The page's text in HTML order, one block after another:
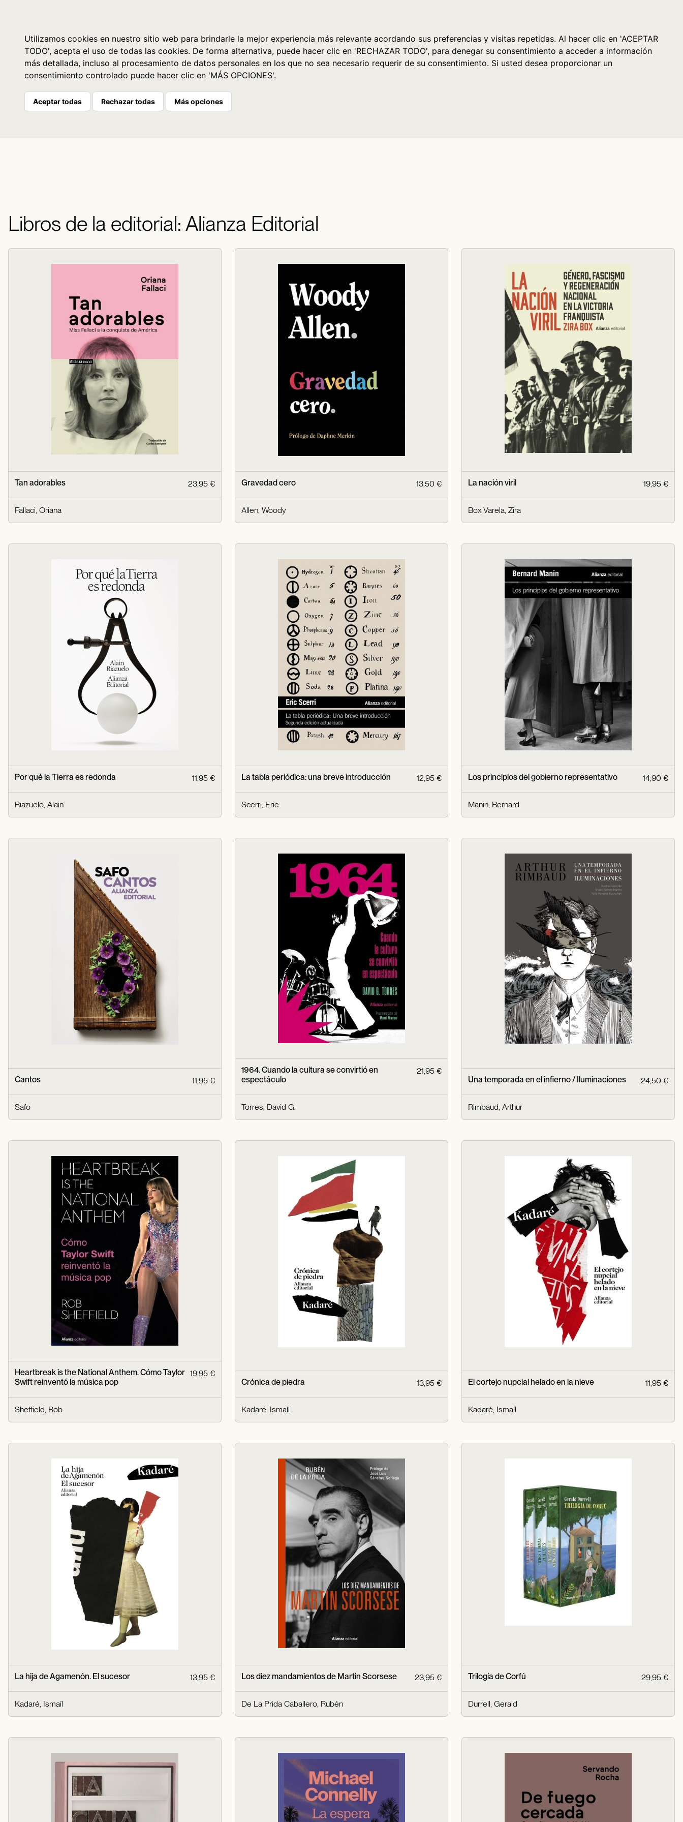
Utilizamos cookies en nuestro sitio web para brindarle la mejor experiencia más relevante acordando sus preferencias y visitas repetidas. Al hacer clic en 'ACEPTAR
TODO', acepta el uso de todas las cookies. De forma alternativa, puede hacer clic en 'RECHAZAR TODO', para denegar su consentimiento a acceder a información
más detallada, incluso al procesamiento de datos personales en los que no sea necesario requerir de su consentimiento. Si usted desea proporcionar un
consentimiento controlado puede hacer clic en 'MÁS OPCIONES'.
Aceptar todas Rechazar todas Más opciones
Libros de la editorial: Alianza Editorial
Tan adorables 23,95 €
Fallaci, Oriana
Gravedad cero 13,50 €
Allen, Woody
La nación viril 19,95 €
Box Varela, Zira
Por qué la Tierra es redonda 11,95 €
Riazuelo, Alain
La tabla periódica: una breve introducción 12,95 €
Scerri, Eric
Los principios del gobierno representativo 14,90 €
Manin, Bernard
Cantos 11,95 €
Safo
1964. Cuando la cultura se convirtió en
espectáculo
21,95 €
Torres, David G.
Una temporada en el infierno / Iluminaciones 24,50 €
Rimbaud, Arthur
Heartbreak is the National Anthem. Cómo Taylor
Swift reinventó la música pop
19,95 €
Sheffield, Rob
Crónica de piedra 13,95 €
Kadaré, Ismaíl
El cortejo nupcial helado en la nieve 11,95 €
Kadaré, Ismaíl
La hija de Agamenón. El sucesor 13,95 €
Kadaré, Ismaíl
Los diez mandamientos de Martin Scorsese 23,95 €
De La Prida Caballero, Rubén
Trilogía de Corfú 29,95 €
Durrell, Gerald